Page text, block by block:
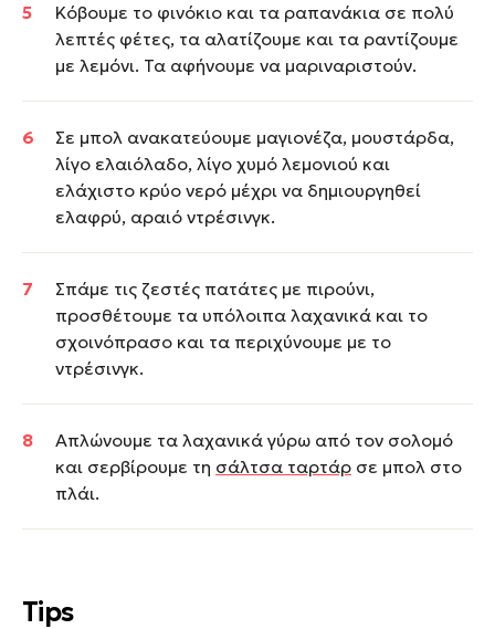
Κόβουμε το φινόκιο και τα ραπανάκια σε πολύ
λεπτές φέτες, τα αλατίζουμε και τα ραντίζουμε
με λεμόνι. Τα αφήνουμε να μαριναριστούν.
Σε μπολ ανακατεύουμε μαγιονέζα, μουστάρδα,
λίγο ελαιόλαδο, λίγο χυμό λεμονιού και
ελάχιστο κρύο νερό μέχρι να δημιουργηθεί
ελαφρύ, αραιό ντρέσινγκ.
Σπάμε τις ζεστές πατάτες με πιρούνι,
προσθέτουμε τα υπόλοιπα λαχανικά και το
σχοινόπρασο και τα περιχύνουμε με το
ντρέσινγκ.
Απλώνουμε τα λαχανικά γύρω από τον σολομό
και σερβίρουμε τη σάλτσα ταρτάρ σε μπολ στο
πλάι.
Tips